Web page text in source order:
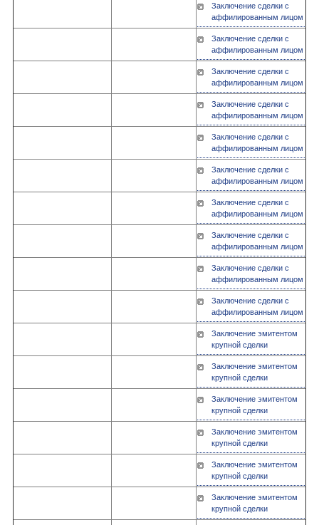
Заключение сделки с
аффилированным лицом
Заключение сделки с
аффилированным лицом
Заключение сделки с
аффилированным лицом
Заключение сделки с
аффилированным лицом
Заключение сделки с
аффилированным лицом
Заключение сделки с
аффилированным лицом
Заключение сделки с
аффилированным лицом
Заключение сделки с
аффилированным лицом
Заключение сделки с
аффилированным лицом
Заключение сделки с
аффилированным лицом
Заключение эмитентом
крупной сделки
Заключение эмитентом
крупной сделки
Заключение эмитентом
крупной сделки
Заключение эмитентом
крупной сделки
Заключение эмитентом
крупной сделки
Заключение эмитентом
крупной сделки